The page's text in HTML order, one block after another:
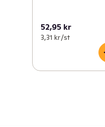
52,95 kr
3,31 kr /st